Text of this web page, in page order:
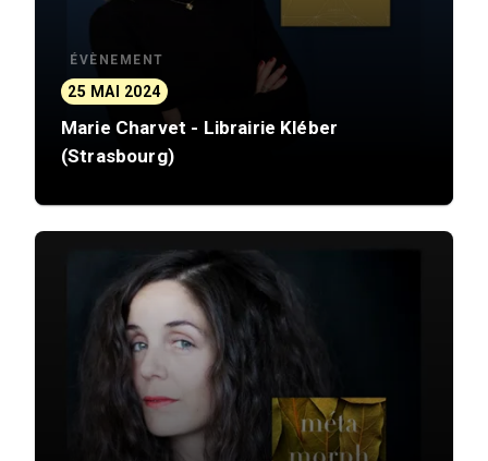
ÉVÈNEMENT
25 MAI 2024
Marie Charvet - Librairie Kléber
(Strasbourg)